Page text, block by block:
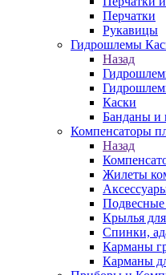
Перчатки
Рукавицы
Гидрошлемы
Назад
Каски
Банданы и
Компенсаторы
Назад
Жилеты
Крылья
Спинки,
Карманы
Карманы